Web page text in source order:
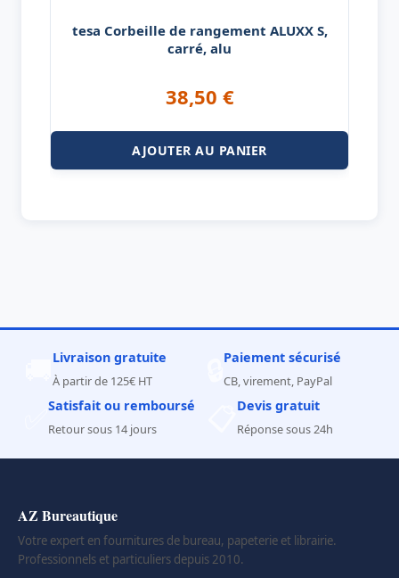
tesa Corbeille de rangement ALUXX S,
carré, alu
38,50 €
AJOUTER AU PANIER
Livraison gratuite
À partir de 125€ HT
Paiement sécurisé
CB, virement, PayPal
Satisfait ou remboursé
Retour sous 14 jours
Devis gratuit
Réponse sous 24h
AZ Bureautique
Votre expert en fournitures de bureau, papeterie et librairie.
Professionnels et particuliers depuis 2010.